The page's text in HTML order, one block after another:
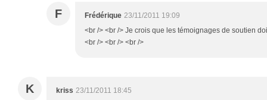
F Frédérique 23/11/2011 19:09
<br /> <br /> Je crois que les témoignages de soutien
<br /> <br /> <br />
K kriss 23/11/2011 18:45